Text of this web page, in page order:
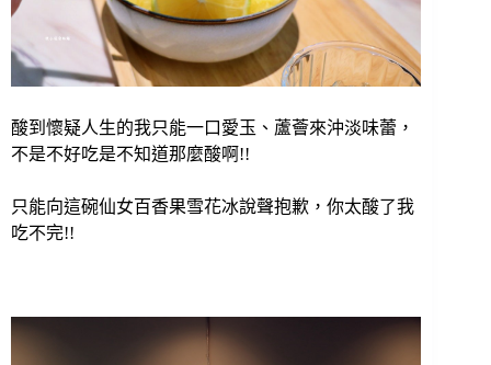
酸到懷疑人生的我只能一口愛玉、蘆薈來沖淡味蕾，
不是不好吃是不知道那麼酸啊!!
只能向這碗仙女百香果雪花冰說聲抱歉，你太酸了我
吃不完!!